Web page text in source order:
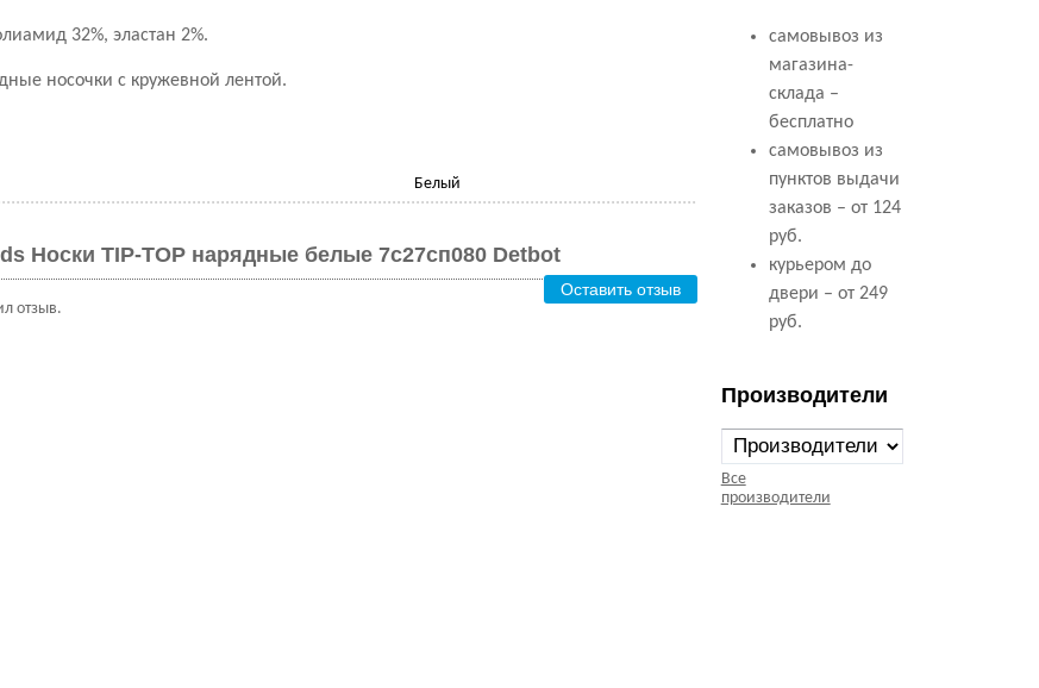
32%, эластан 2%.
носочки с кружевной лентой.
Белый
Носки TIP-TOP нарядные белые 7с27сп080 Detbot
Оставить отзыв
отзыв.
самовывоз из
магазина-
склада –
бесплатно
самовывоз из
пунктов выдачи
заказов – от 124
руб.
курьером до
двери – от 249
руб.
Производители
Все
производители